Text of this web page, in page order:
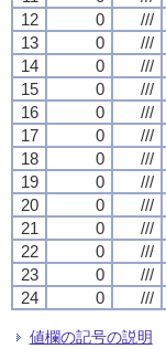
12
0 ///
13
0 ///
14
0 ///
15
0 ///
16
0 ///
17
0 ///
18
0 ///
19
0 ///
20
0 ///
21
0 ///
22
0 ///
23
0 ///
24
0 ///
値欄の記号の説明